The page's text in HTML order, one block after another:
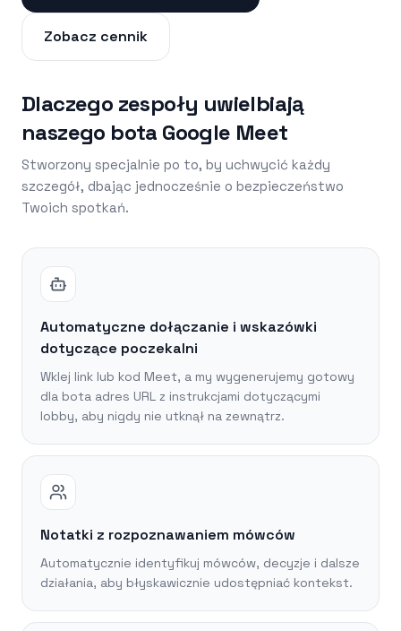
Zobacz cennik
Dlaczego zespoły uwielbiają
naszego bota Google Meet
Stworzony specjalnie po to, by uchwycić każdy
szczegół, dbając jednocześnie o bezpieczeństwo
Twoich spotkań.
Automatyczne dołączanie i wskazówki
dotyczące poczekalni
Wklej link lub kod Meet, a my wygenerujemy gotowy
dla bota adres URL z instrukcjami dotyczącymi
lobby, aby nigdy nie utknął na zewnątrz.
Notatki z rozpoznawaniem mówców
Automatycznie identyfikuj mówców, decyzje i dalsze
działania, aby błyskawicznie udostępniać kontekst.